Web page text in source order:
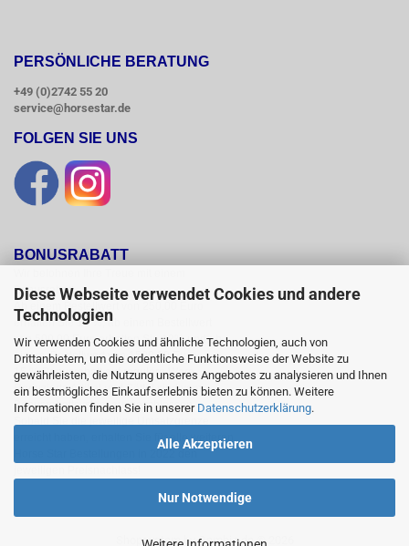
Diese Webseite verwendet Cookies und andere
Technologien
Wir verwenden Cookies und ähnliche Technologien, auch von
Drittanbietern, um die ordentliche Funktionsweise der Website zu
gewährleisten, die Nutzung unseres Angebotes zu analysieren und Ihnen
ein bestmögliches Einkaufserlebnis bieten zu können. Weitere
Informationen finden Sie in unserer Datenschutzerklärung.
Alle Akzeptieren
Nur Notwendige
PERSÖNLICHE BERATUNG
+49 (0)2742 55 20
service@horsestar.de
FOLGEN SIE UNS
BONUSRABATT
Bonusrabatt.
Ab einem Bestellwert von 250,00 Euro
erhalten Sie 10 %, ab einem Bestellwert
von 500,00 Euro erhalten Sie 12% und ab
einem  Bestellwert von 1500,00 Euro
15 % Bonusrabatt auf reguläre Ware.
Reduzierte Artikel und Sättel sind vom
Bonusrabattsystem ausgeschlossen.
erreicht haben, erhalten Sie für alle weiteren
Shopsystemby Gambio.de © 2026